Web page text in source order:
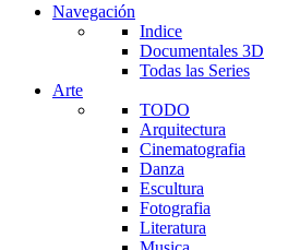
Navegación
Indice
Documentales 3D
Todas las Series
Arte
TODO
Arquitectura
Cinematografia
Danza
Escultura
Fotografia
Literatura